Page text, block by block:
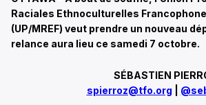
Raciales Ethnoculturelles
(UP/MREF) veut prendre un nouveau
relance aura lieu ce samedi 7 octobre.
SÉBASTIEN
spierroz@tfo.org